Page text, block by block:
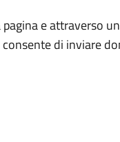
e attraverso
di inviare